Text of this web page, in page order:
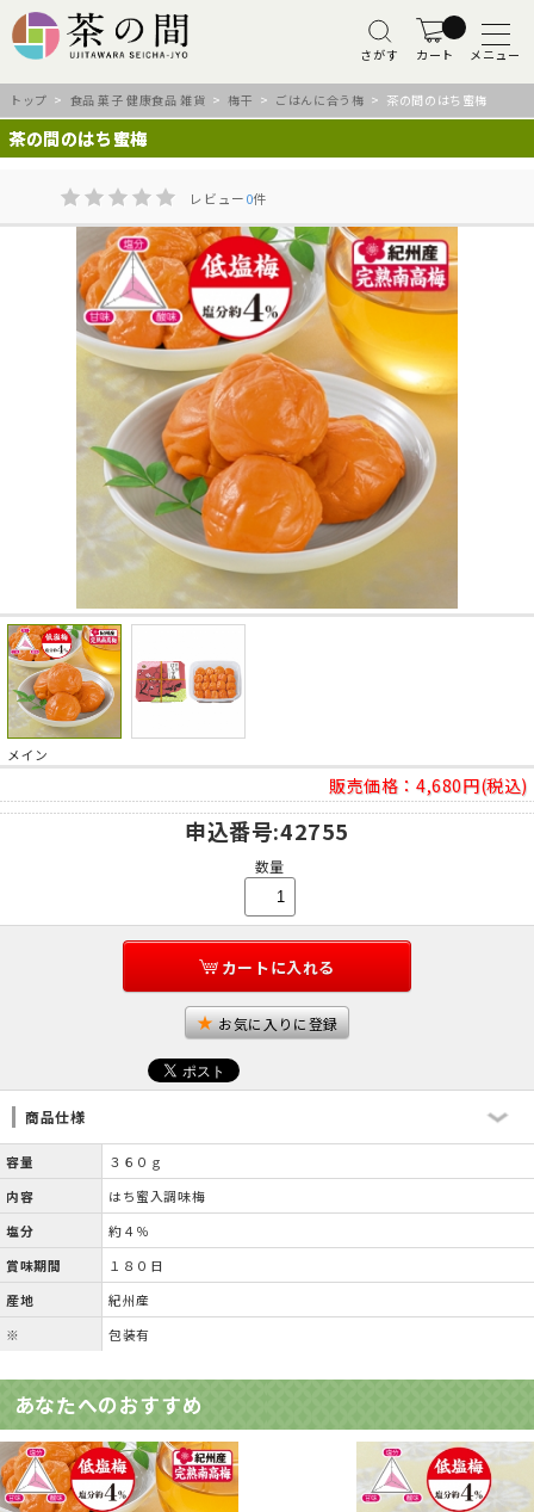
さがす カート メニュー
トップ > 食品 菓子 健康食品 雑貨 >梅干 > ごはんに合う梅 > 茶の間のはち蜜梅
茶の間のはち蜜梅
レビュー0件
メイン
販売価格： 4,680円(税込)
申込番号:42755
数量
カートに入れる
お気に入りに登録
商品仕様
容量
３６０ｇ
内容
はち蜜入調味梅
塩分
約４％
賞味期間
１８０日
産地
紀州産
※
包装有
あなたへのおすすめ